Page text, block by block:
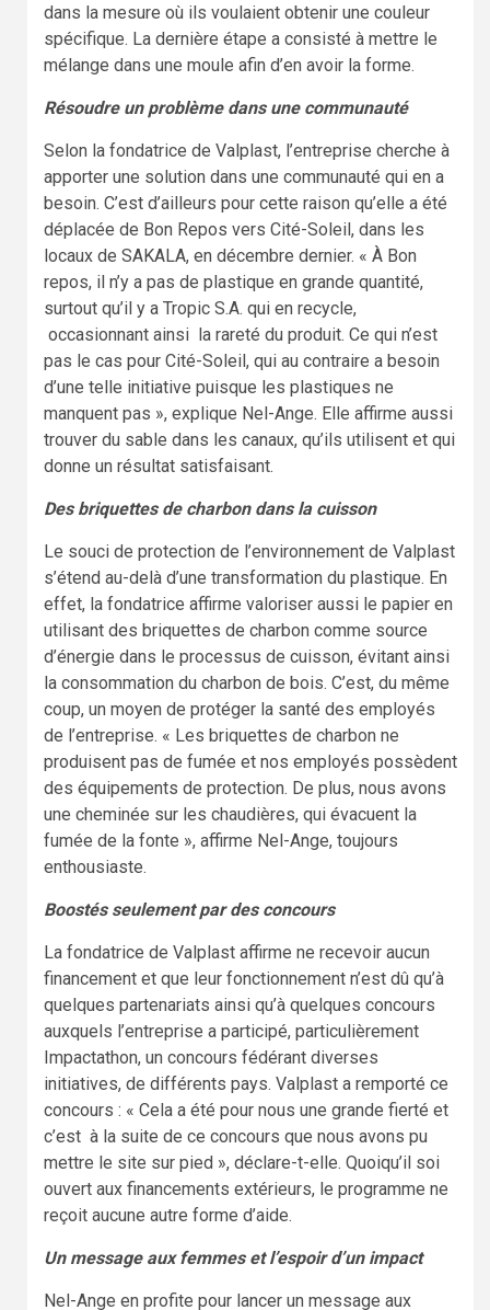
dans la mesure où ils voulaient obtenir une couleur
spécifique. La dernière étape a consisté à mettre le
mélange dans une moule afin d’en avoir la forme.
Résoudre un problème dans une communauté
Selon la fondatrice de Valplast, l’entreprise cherche à
apporter une solution dans une communauté qui en a
besoin. C’est d’ailleurs pour cette raison qu’elle a été
déplacée de Bon Repos vers Cité-Soleil, dans les
locaux de SAKALA, en décembre dernier. « À Bon
repos, il n’y a pas de plastique en grande quantité,
surtout qu’il y a Tropic S.A. qui en recycle,
occasionnant ainsi la rareté du produit. Ce qui n’est
pas le cas pour Cité-Soleil, qui au contraire a besoin
d’une telle initiative puisque les plastiques ne
manquent pas », explique Nel-Ange. Elle affirme aussi
trouver du sable dans les canaux, qu’ils utilisent et qui
donne un résultat satisfaisant.
Des briquettes de charbon dans la cuisson
Le souci de protection de l’environnement de Valplast
s’étend au-delà d’une transformation du plastique. En
effet, la fondatrice affirme valoriser aussi le papier en
utilisant des briquettes de charbon comme source
d’énergie dans le processus de cuisson, évitant ainsi
la consommation du charbon de bois. C’est, du même
coup, un moyen de protéger la santé des employés
de l’entreprise. « Les briquettes de charbon ne
produisent pas de fumée et nos employés possèdent
des équipements de protection. De plus, nous avons
une cheminée sur les chaudières, qui évacuent la
fumée de la fonte », affirme Nel-Ange, toujours
enthousiaste.
Boostés seulement par des concours
La fondatrice de Valplast affirme ne recevoir aucun
financement et que leur fonctionnement n’est dû qu’à
quelques partenariats ainsi qu’à quelques concours
auxquels l’entreprise a participé, particulièrement
Impactathon, un concours fédérant diverses
initiatives, de différents pays. Valplast a remporté ce
concours : « Cela a été pour nous une grande fierté et
c’est à la suite de ce concours que nous avons pu
mettre le site sur pied », déclare-t-elle. Quoiqu’il soi
ouvert aux financements extérieurs, le programme ne
reçoit aucune autre forme d’aide.
Un message aux femmes et l’espoir d’un impact
Nel-Ange en profite pour lancer un message aux